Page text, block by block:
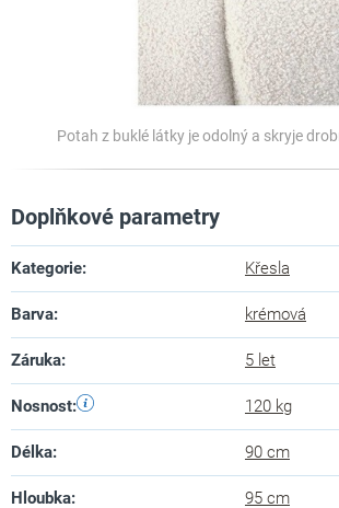
Potah z buklé látky je odolný a skryje
Doplňkové parametry
Kategorie: Křesla
Barva: krémová
Záruka: 5 let
Nosnost: 120 kg
Délka: 90 cm
Hloubka: 95 cm